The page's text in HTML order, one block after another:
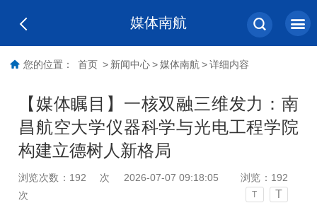
媒体南航
您的位置： 首页 > 新闻中心 > 媒体南航 > 详细内容
【媒体瞩目】一核双融三维发力：南
昌航空大学仪器科学与光电工程学院
构建立德树人新格局
浏览次数： 192 次 2026-07-07 09:18:05 浏览： 192
次
T T